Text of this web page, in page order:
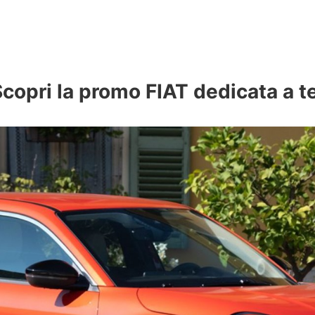
la promo FIAT dedicata a